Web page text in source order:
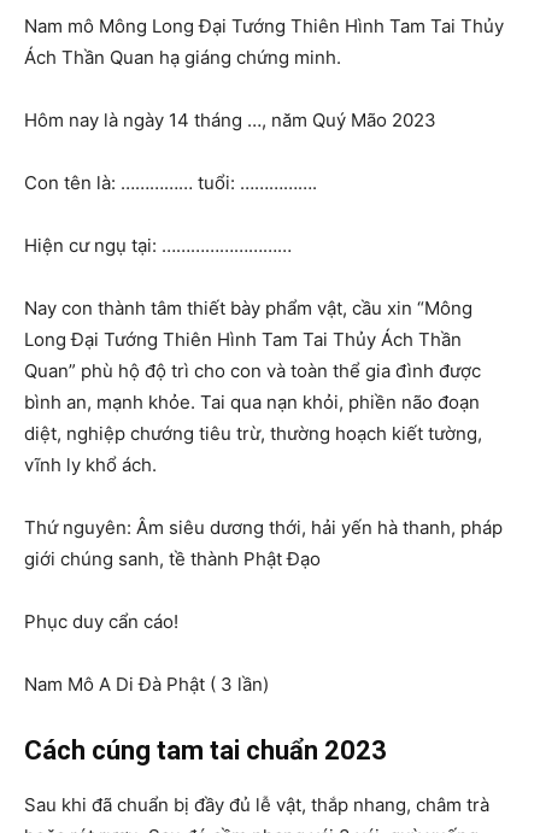
Nam mô Mông Long Đại Tướng Thiên Hình Tam Tai Thủy
Ách Thần Quan hạ giáng chứng minh.
Hôm nay là ngày 14 tháng …, năm Quý Mão 2023
Con tên là: …………… tuổi: …………….
Hiện cư ngụ tại: ………………………
Nay con thành tâm thiết bày phẩm vật, cầu xin “Mông
Long Đại Tướng Thiên Hình Tam Tai Thủy Ách Thần
Quan” phù hộ độ trì cho con và toàn thể gia đình được
bình an, mạnh khỏe. Tai qua nạn khỏi, phiền não đoạn
diệt, nghiệp chướng tiêu trừ, thường hoạch kiết tường,
vĩnh ly khổ ách.
Thứ nguyên: Âm siêu dương thới, hải yến hà thanh, pháp
giới chúng sanh, tề thành Phật Đạo
Phục duy cẩn cáo!
Nam Mô A Di Đà Phật ( 3 lần)
Cách cúng tam tai chuẩn 2023
Sau khi đã chuẩn bị đầy đủ lễ vật, thắp nhang, châm trà